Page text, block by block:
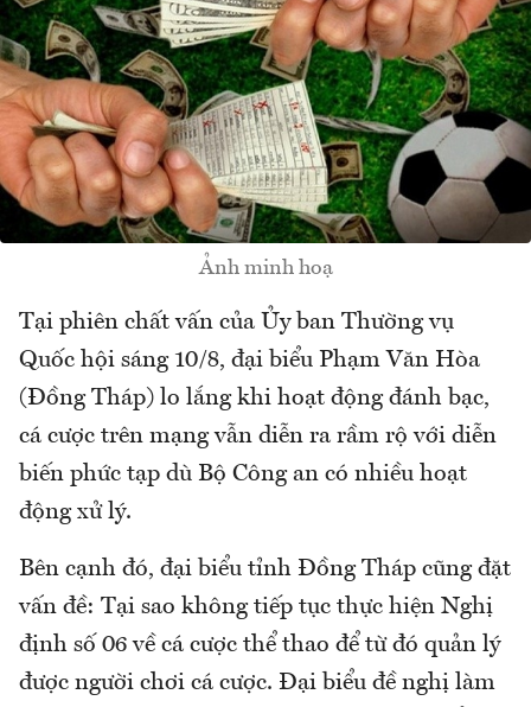
Ảnh minh hoạ
Tại phiên chất vấn của Ủy ban Thường vụ
Quốc hội sáng 10/8, đại biểu Phạm Văn Hòa
(Đồng Tháp) lo lắng khi hoạt động đánh bạc,
cá cược trên mạng vẫn diễn ra rầm rộ với diễn
biến phức tạp dù Bộ Công an có nhiều hoạt
động xử lý.
Bên cạnh đó, đại biểu tỉnh Đồng Tháp cũng đặt
vấn đề: Tại sao không tiếp tục thực hiện Nghị
định số 06 về cá cược thể thao để từ đó quản lý
được người chơi cá cược. Đại biểu đề nghị làm